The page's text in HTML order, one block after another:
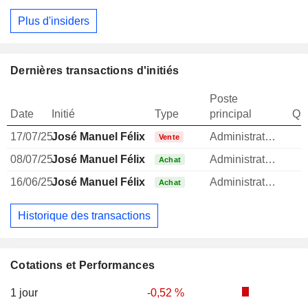
Cotations et Performances
1 jour
-0,52 %
Plus d'insiders
Dernières transactions d'initiés
Date Initié Type
Poste
principal
17/07/25José Manuel Félix Morgado
Vente Administrateur
08/07/25José Manuel Félix Morgado
Achat
Administrateur
16/06/25José Manuel Félix Morgado
Achat Administrateur
Historique des transactions